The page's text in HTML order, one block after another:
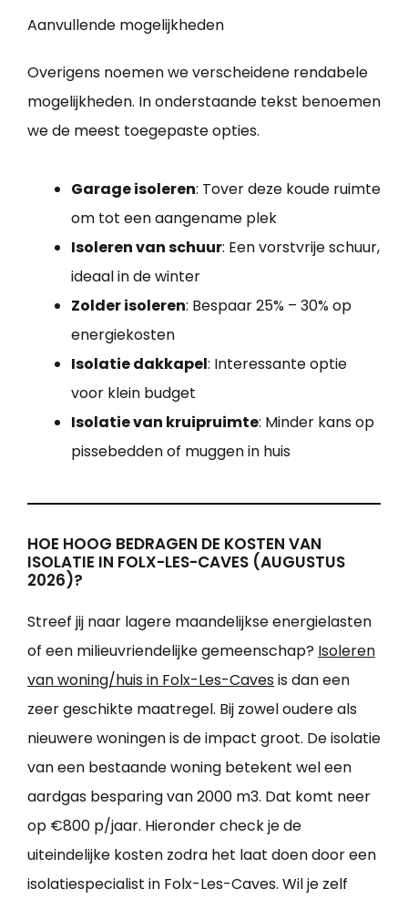
Aanvullende mogelijkheden
Overigens noemen we verscheidene rendabele
mogelijkheden. In onderstaande tekst benoemen
we de meest toegepaste opties.
Garage isoleren: Tover deze koude ruimte
om tot een aangename plek
Isoleren van schuur: Een vorstvrije schuur,
ideaal in de winter
Zolder isoleren: Bespaar 25% – 30% op
energiekosten
Isolatie dakkapel: Interessante optie
voor klein budget
Isolatie van kruipruimte: Minder kans op
pissebedden of muggen in huis
HOE HOOG BEDRAGEN DE KOSTEN VAN
ISOLATIE IN FOLX-LES-CAVES (AUGUSTUS
2026)?
Streef jij naar lagere maandelijkse energielasten
of een milieuvriendelijke gemeenschap? Isoleren
van woning/huis in Folx-Les-Cavesis dan een
zeer geschikte maatregel. Bij zowel oudere als
nieuwere woningen is de impact groot. De isolatie
van een bestaande woning betekent wel een
aardgas besparing van 2000 m3. Dat komt neer
op €800 p/jaar. Hieronder check je de
uiteindelijke kosten zodra het laat doen door een
isolatiespecialist in Folx-Les-Caves. Wil je zelf